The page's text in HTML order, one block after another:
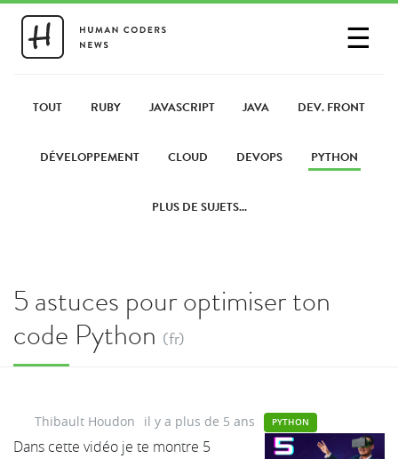
☰
PARTAGER UN LIEN
TOUT RUBY JAVASCRIPT JAVA DEV. FRONT
DÉVELOPPEMENT CLOUD DEVOPS PYTHON
PLUS DE SUJETS...
5 astuces pour optimiser ton
code Python (fr)
Thibault Houdon il y a plus de 5 ans PYTHON
Dans cette vidéo je te montre 5